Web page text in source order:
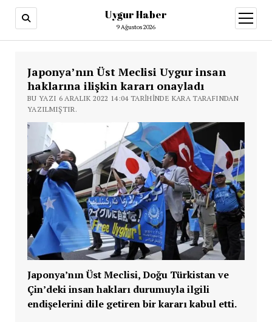
Uygur Haber
9 Ağustos 2026
aç
Japonya’nın Üst Meclisi Uygur insan
haklarına ilişkin kararı onayladı
BU YAZI 6 ARALIK 2022 14:04 TARIHINDE KARA TARAFINDAN
YAZILMIŞTIR.
Japonya’nın Üst Meclisi, Doğu Türkistan ve
Çin’deki insan hakları durumuyla ilgili
endişelerini dile getiren bir kararı kabul etti.